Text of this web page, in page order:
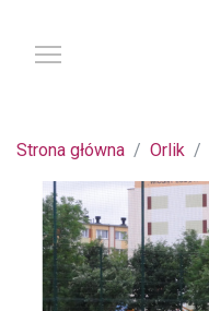
Strona główna Orlik